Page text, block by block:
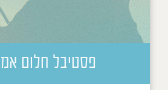
פסטיבל חלום